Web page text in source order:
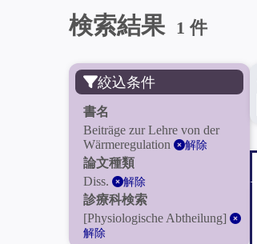
検索結果 1 件
絞込条件
書名
Beiträge zur Lehre von der
Wärmeregulation
解除
論文種類
Diss.
解除
診療科検索
[Physiologische Abtheilung]
解除